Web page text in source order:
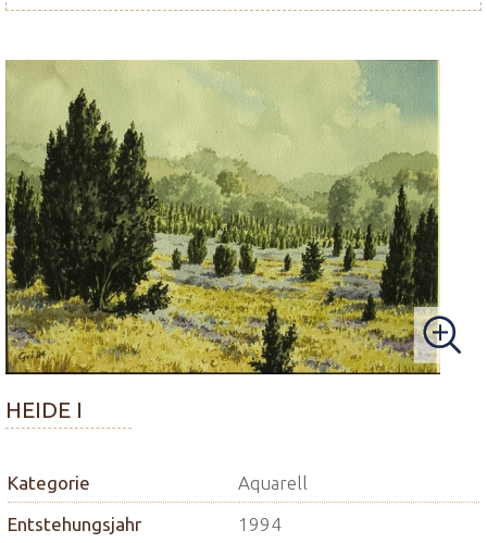
HEIDE I
Kategorie
Aquarell
Entstehungsjahr
1994